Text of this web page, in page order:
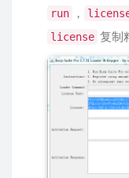
run ，
license 复制